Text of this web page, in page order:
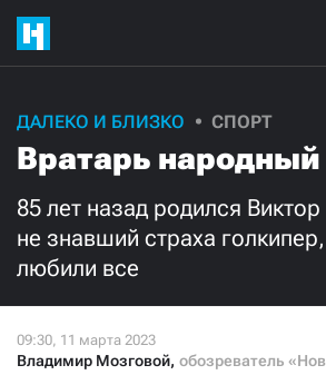
ДАЛЕКО И БЛИЗКО СПОРТ
Вратарь народный
85 лет назад родился
не знавший страха
любили все
Владимир Мозговой, обозреватель
нашу
Ежемесячно
3000